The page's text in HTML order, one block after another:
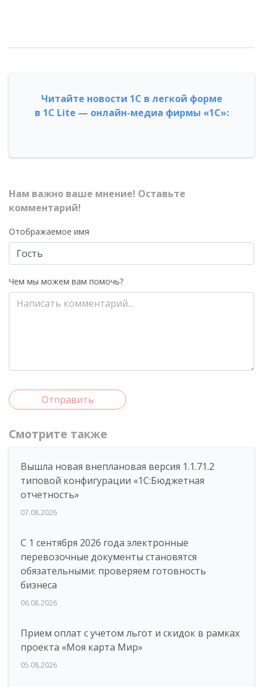
Читайте новости 1С в легкой форме
в 1С Lite — онлайн-медиа фирмы «1С»:
Нам важно ваше мнение! Оставьте
комментарий!
Отображаемое имя
Чем мы можем вам помочь?
Отправить
Смотрите также
Вышла новая внеплановая версия 1.1.71.2
типовой конфигурации «1C:Бюджетная
отчетность»
07.08.2026
С 1 сентября 2026 года электронные
перевозочные документы становятся
обязательными: проверяем готовность
бизнеса
06.08.2026
Прием оплат с учетом льгот и скидок в рамках
проекта «Моя карта Мир»
05.08.2026